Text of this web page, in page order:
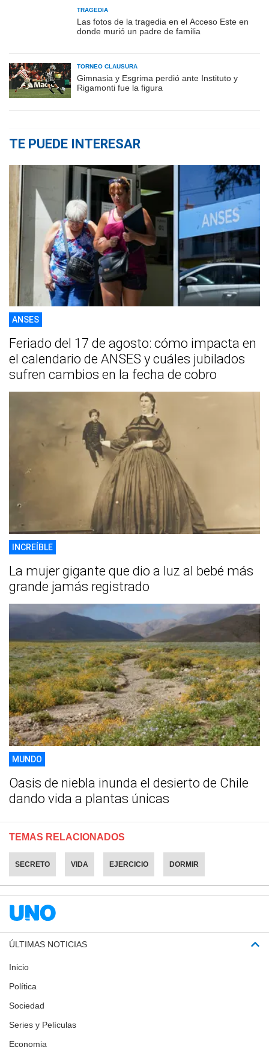
TRAGEDIA
Las fotos de la tragedia en el Acceso Este en
donde murió un padre de familia
TORNEO CLAUSURA
Gimnasia y Esgrima perdió ante Instituto y
Rigamonti fue la figura
TE PUEDE INTERESAR
ANSES
Feriado del 17 de agosto: cómo impacta en
el calendario de ANSES y cuáles jubilados
sufren cambios en la fecha de cobro
INCREÍBLE
La mujer gigante que dio a luz al bebé más
grande jamás registrado
MUNDO
Oasis de niebla inunda el desierto de Chile
dando vida a plantas únicas
TEMAS RELACIONADOS
SECRETO VIDA EJERCICIO DORMIR
ÚLTIMAS NOTICIAS
Inicio
Política
Sociedad
Series y Películas
Economia